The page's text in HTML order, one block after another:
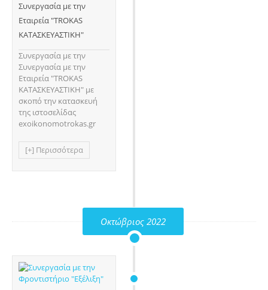
Συνεργασία με την
Εταιρεία "TROKAS
ΚΑΤΑΣΚΕΥΑΣΤΙΚΗ"
Συνεργασία με την
Συνεργασία με την
Εταιρεία "TROKAS
ΚΑΤΑΣΚΕΥΑΣΤΙΚΗ" με
σκοπό την κατασκευή
της ιστοσελίδας
exoikonomotrokas.gr
[+] Περισσότερα
Οκτώβριος 2022